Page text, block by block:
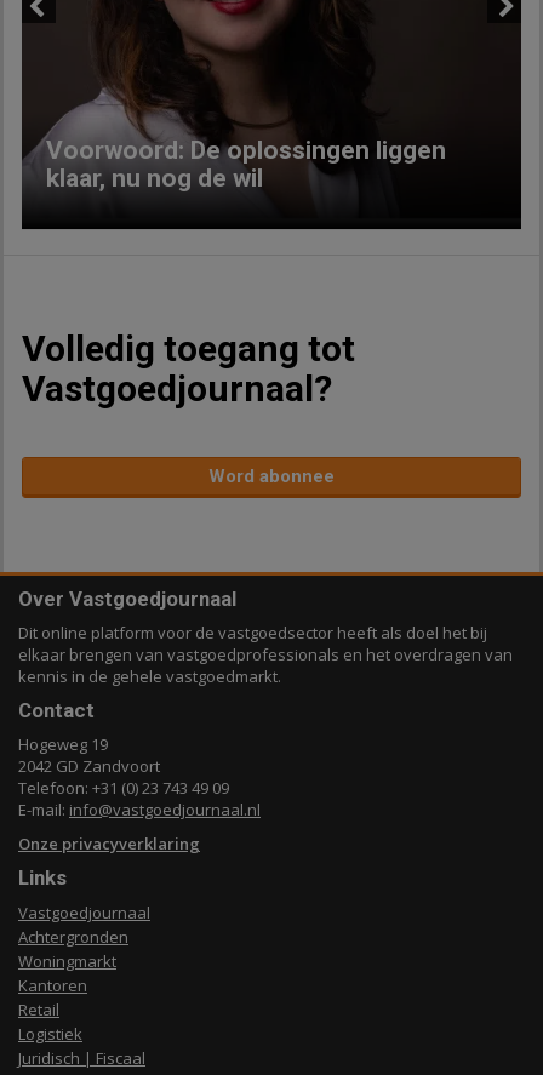
Voorwoord: De oplossingen liggen
klaar, nu nog de wil
Volledig toegang tot
Vastgoedjournaal?
Word abonnee
Over Vastgoedjournaal
Dit online platform voor de vastgoedsector heeft als doel het bij
elkaar brengen van vastgoedprofessionals en het overdragen van
kennis in de gehele vastgoedmarkt.
Contact
Hogeweg 19
2042 GD Zandvoort
Telefoon: +31 (0) 23 743 49 09
E-mail: info@vastgoedjournaal.nl
Onze privacyverklaring
Links
Vastgoedjournaal
Achtergronden
Woningmarkt
Kantoren
Retail
Logistiek
Juridisch | Fiscaal